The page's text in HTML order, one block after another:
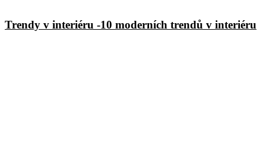
Trendy v interiéru -10 moderních trendů v interiéru